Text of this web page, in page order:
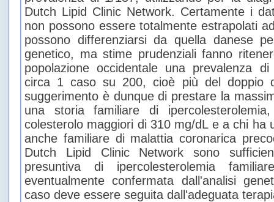
Dutch Lipid Clinic Network. Certamente i
non possono essere totalmente estrapolati
possono differenziarsi da quella danese
genetico, ma stime prudenziali fanno
popolazione occidentale una prevalenza
circa 1 caso su 200, cioè più del doppio
suggerimento è dunque di prestare la
una storia familiare di
colesterolo maggiori di 310 mg/dL e a chi ha
anche familiare di malattia coronarica
Dutch Lipid Clinic Network sono
presuntiva di ipercolesterolemia
eventualmente confermata dall'analisi
caso deve essere seguita dall'adeguata